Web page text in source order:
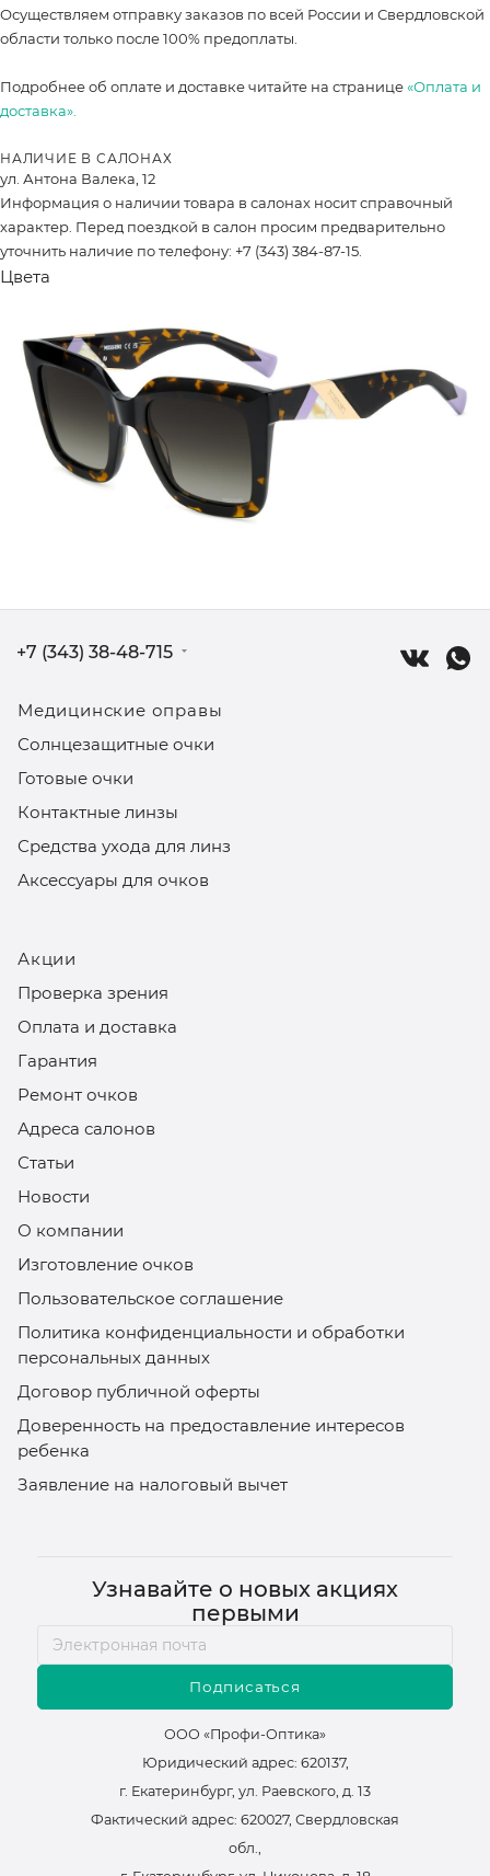
Осуществляем отправку заказов по всей России и Свердловской
области только после 100% предоплаты.
Подробнее об оплате и доставке читайте на странице«Оплата и
доставка».
НАЛИЧИЕ В САЛОНАХ
ул. Антона Валека, 12
Информация о наличии товара в салонах носит справочный
характер. Перед поездкой в салон просим предварительно
уточнить наличие по телефону: +7 (343) 384-87-15.
Цвета
Медицинские оправы
Солнцезащитные очки
Готовые очки
Контактные линзы
Средства ухода для линз
Аксессуары для очков
Акции
Проверка зрения
Оплата и доставка
Гарантия
Ремонт очков
Адреса салонов
Статьи
Новости
О компании
Изготовление очков
Пользовательское соглашение
Политика конфиденциальности и обработки
персональных данных
Договор публичной оферты
Доверенность на предоставление интересов
ребенка
Заявление на налоговый вычет
Узнавайте о новых акциях
первыми
Подписаться
+7 (343) 38-48-715
ООО «Профи-Оптика»
Юридический адрес: 620137,
г. Екатеринбург, ул. Раевского, д. 13
Фактический адрес: 620027, Свердловская
обл.,